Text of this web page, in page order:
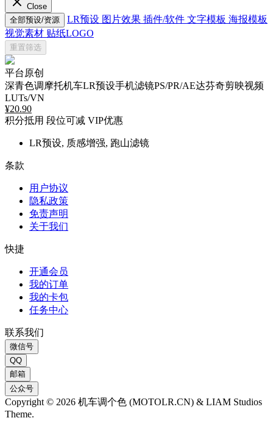
Close
全部预设/资源
LR预设 图片效果 插件/软件 文字模板 海报模板
视觉素材 贴纸LOGO
重置筛选
平台原创
深青色调摩托机车LR预设手机滤镜PS/PR/AE达芬奇剪映视频
LUTs/VN
¥20.90
积分抵用 段位可减 VIP优惠
LR预设, 质感增强, 跑山滤镜
条款
用户协议
隐私政策
免责声明
关于我们
快捷
开通会员
我的订单
我的卡包
任务中心
联系我们
微信号
QQ
邮箱
公众号
Copyright © 2026 机车调个色 (MOTOLR.CN) & LIAM Studios
Theme.